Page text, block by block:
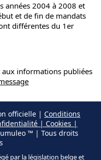
années 2004 à 2008 et
et de fin de mandats
différentes du 1er
informations publiées
officielle | Conditions
| Cookies |
™ | Tous droits
par la législation belge et